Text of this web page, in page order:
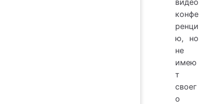
конфе
ренци
ю, но
не
имею
т
своег
о